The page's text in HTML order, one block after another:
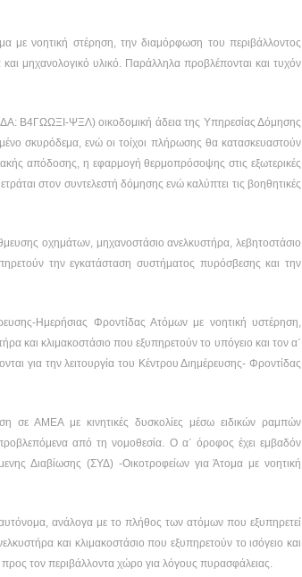
με νοητική στέρηση, την διαμόρφωση του περιβάλλοντος
μηχανολογικό υλικό. Παράλληλα προβλέπονται και τυχόν
Β4ΓΩΩΞΙ-ΨΞΛ) οικοδομική άδεια της Υπηρεσίας Δόμησης
σκυρόδεμα, ενώ οι τοίχοι πλήρωσης θα κατασκευαστούν
απόδοσης, η εφαρμογή θερμοπρόσοψης στις εξωτερικές
στον συντελεστή δόμησης ενώ καλύπτει τις βοηθητικές
οχημάτων, μηχανοστάσιο ανελκυστήρα, λεβητοστάσιο
την εγκατάσταση συστήματος πυρόσβεσης και την
Ημερήσιας Φροντίδας Ατόμων με νοητική υστέρηση,
και κλιμακοστάσιο που εξυπηρετούν το υπόγειο και τον α΄
για την λειτουργία του Κέντρου Διημέρευσης- Φροντίδας
σε ΑΜΕΑ με κινητικές δυσκολίες μέσω ειδικών ραμπών
από τη νομοθεσία. Ο α΄ όροφος έχει εμβαδόν
Διαβίωσης (ΣΥΔ) -Οικοτροφείων για Άτομα με νοητική
αυτόνομα, ανάλογα με το πλήθος των ατόμων που εξυπηρετεί
και κλιμακοστάσιο που εξυπηρετούν το ισόγειο και
προς τον περιβάλλοντα χώρο για λόγους πυρασφάλειας.